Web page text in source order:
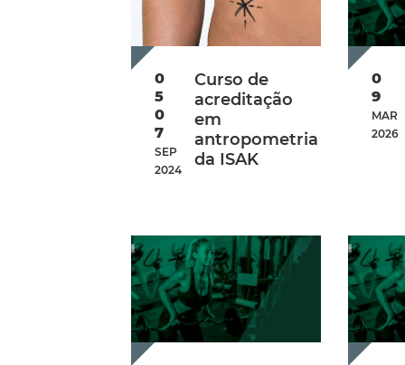
0
5
0
7
SEP
2024
Curso de
acreditação
em
antropometria
da ISAK
0
9
MAR
2026